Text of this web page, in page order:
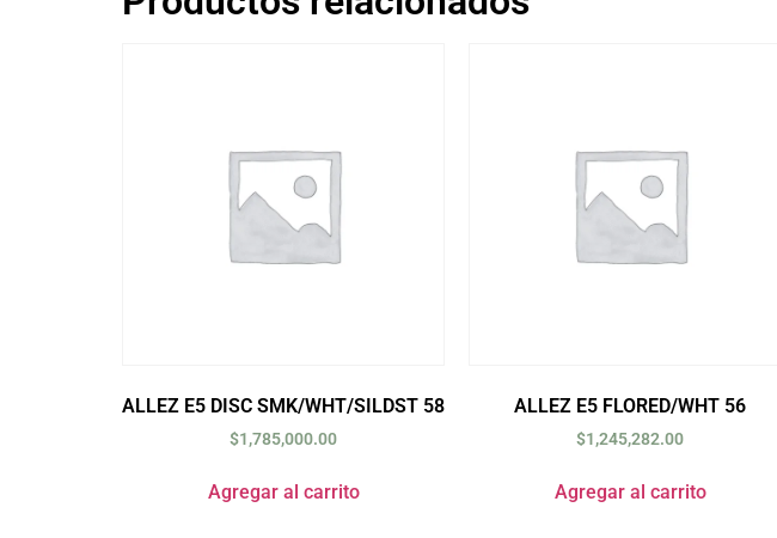
ALLEZ E5 DISC SMK/WHT/SILDST 58
$1,785,000.00
Agregar al carrito
ALLEZ E5 FLORED/WHT 56
$1,245,282.00
Agregar al carrito